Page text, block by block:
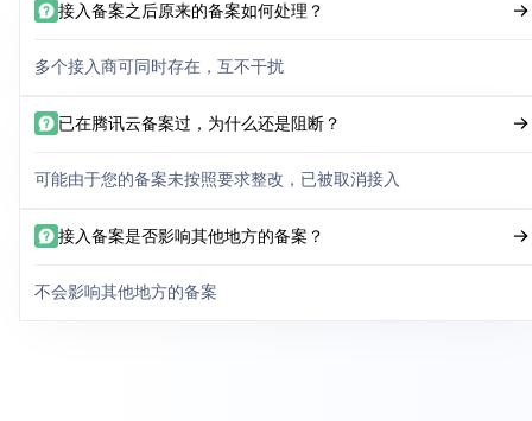
接入备案之后原来的备案如何处理？
多个接入商可同时存在，互不干扰
已在腾讯云备案过，为什么还是阻断？
可能由于您的备案未按照要求整改，已被取消接入
接入备案是否影响其他地方的备案？
不会影响其他地方的备案